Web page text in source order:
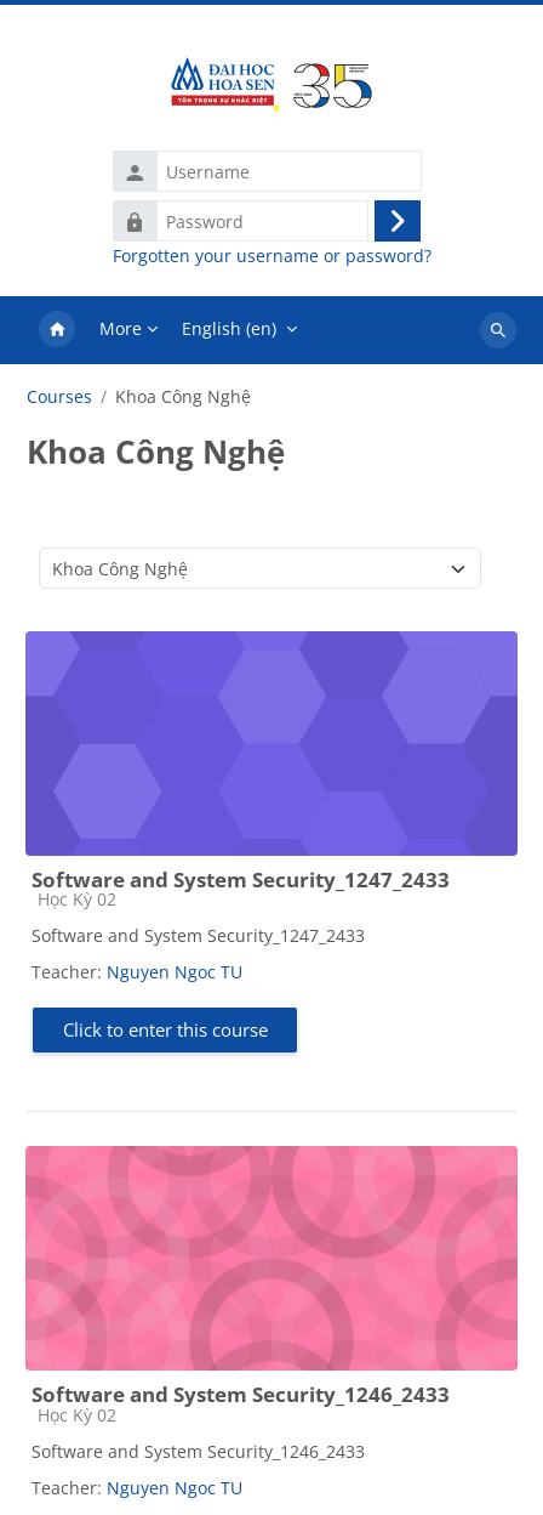
Username
Password
Log
in
Forgotten your username or password?
More English ‎(en)‎
Search
Courses Khoa Công Nghệ
Khoa Công Nghệ
Software and System Security_1247_2433
Course category
Học Kỳ 02
Software and System Security_1247_2433
Teacher: Nguyen Ngoc TU
Click to enter this course
Software and System Security_1246_2433
Course category
Học Kỳ 02
Software and System Security_1246_2433
Teacher: Nguyen Ngoc TU